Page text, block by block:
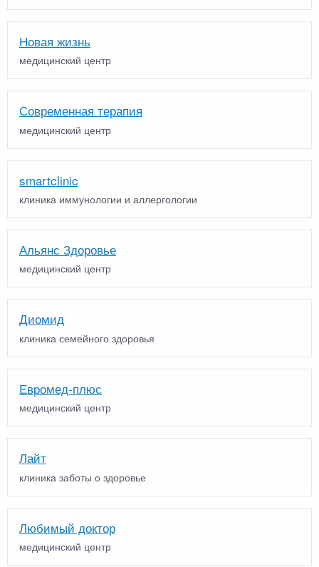
Новая жизнь
медицинский центр
Современная терапия
медицинский центр
smartclinic
клиника иммунологии и аллергологии
Альянс Здоровье
медицинский центр
Диомид
клиника семейного здоровья
Евромед-плюс
медицинский центр
Лайт
клиника заботы о здоровье
Любимый доктор
медицинский центр